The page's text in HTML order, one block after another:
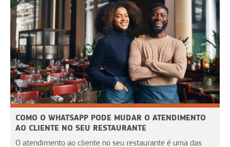
COMO O WHATSAPP PODE MUDAR O ATENDIMENTO
AO CLIENTE NO SEU RESTAURANTE
O atendimento ao cliente no seu restaurante é uma das